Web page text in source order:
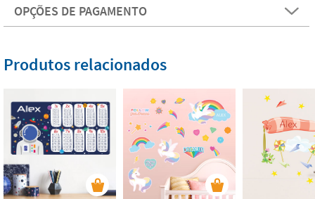
OPÇÕES DE PAGAMENTO
Produtos relacionados